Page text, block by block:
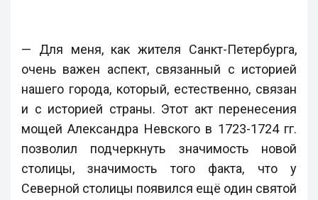
— Для меня, как жителя Санкт-Петербурга,
очень важен аспект, связанный с историей
нашего города, который, естественно, связан
и с историей страны. Этот акт перенесения
мощей Александра Невского в 1723-1724 гг.
позволил подчеркнуть значимость новой
столицы, значимость того факта, что у
Северной столицы появился ещё один святой